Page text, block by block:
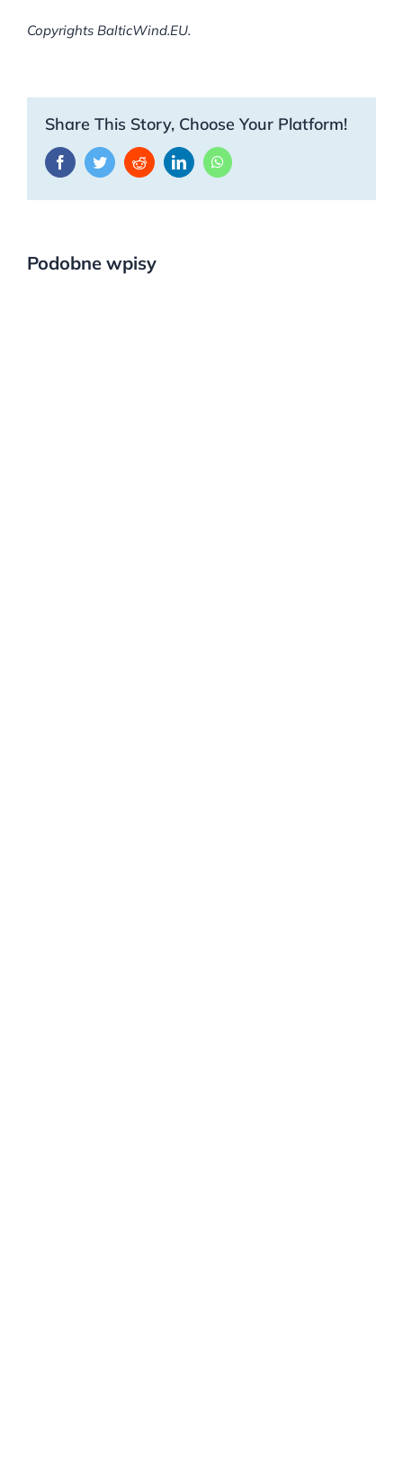
Copyrights BalticWind.EU.
Share This Story, Choose Your Platform!
FacebookTwitterRedditLinkedInWhatsApp
Podobne wpisy